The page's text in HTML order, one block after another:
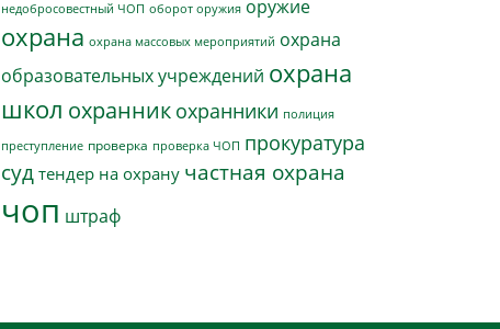
недобросовестный ЧОП оборот оружия оружие
охрана охрана массовых мероприятий охрана
образовательных учреждений охрана
школ охранник охранники полиция
преступление проверка проверка ЧОП прокуратура
суд тендер на охрану частная охрана
чоп штраф